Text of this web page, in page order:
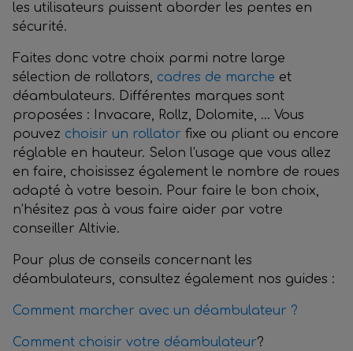
les utilisateurs puissent aborder les pentes en
sécurité.
Faites donc votre choix parmi notre large
sélection de rollators, cadres de marche et
déambulateurs. Différentes marques sont
proposées : Invacare, Rollz, Dolomite, ... Vous
pouvez choisir un rollator fixe ou pliant ou encore
réglable en hauteur. Selon l’usage que vous allez
en faire, choisissez également le nombre de roues
adapté à votre besoin. Pour faire le bon choix,
n’hésitez pas à vous faire aider par votre
conseiller Altivie.
Pour plus de conseils concernant les
déambulateurs, consultez également nos guides :
Comment marcher avec un déambulateur ?
Comment choisir votre déambulateur?